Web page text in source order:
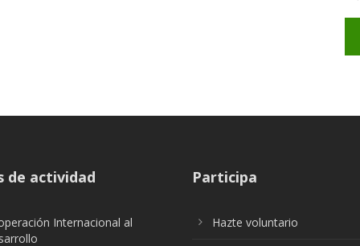
de actividad
Internacional al
Participa
Hazte voluntario